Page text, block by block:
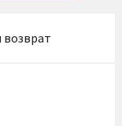
возврат